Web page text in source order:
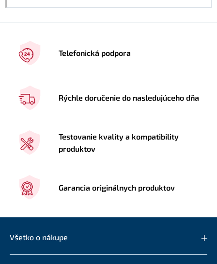
Telefonická podpora
Rýchle doručenie do nasledujúceho dňa
Testovanie kvality a kompatibility
produktov
Garancia originálnych produktov
Všetko o nákupe